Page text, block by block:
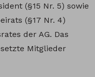
(§15 Nr. 5) sowie
(§17 Nr. 4)
der AG. Das
Mitglieder